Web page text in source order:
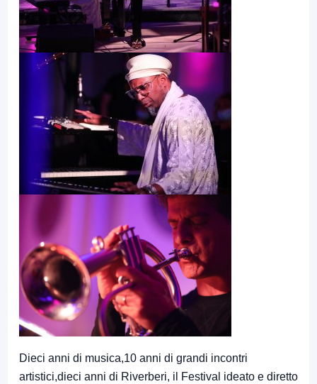
Dieci anni di musica,10 anni di grandi incontri
artistici,dieci anni di Riverberi, il Festival ideato e diretto